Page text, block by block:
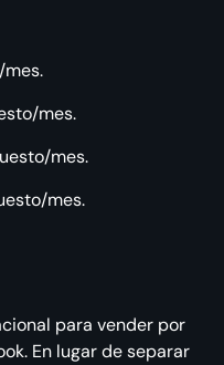
mes.
mes.
mes.
para vender por
En lugar de separar